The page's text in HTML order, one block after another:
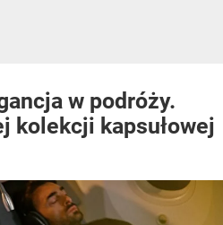
w podróży.
kolekcji kapsułowej